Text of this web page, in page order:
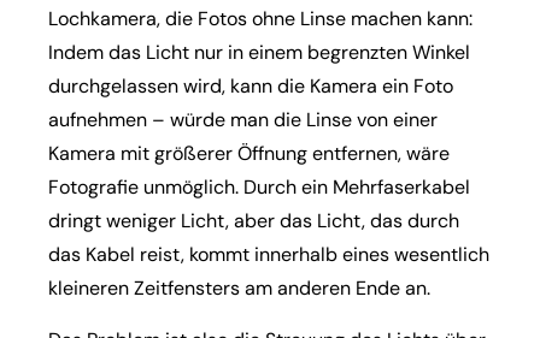
Lochkamera, die Fotos ohne Linse machen kann:
Indem das Licht nur in einem begrenzten Winkel
durchgelassen wird, kann die Kamera ein Foto
aufnehmen – würde man die Linse von einer
Kamera mit größerer Öffnung entfernen, wäre
Fotografie unmöglich. Durch ein Mehrfaserkabel
dringt weniger Licht, aber das Licht, das durch
das Kabel reist, kommt innerhalb eines wesentlich
kleineren Zeitfensters am anderen Ende an.